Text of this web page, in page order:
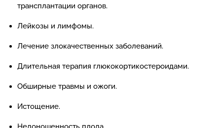
трансплантации органов.
Лейкозы и лимфомы.
Лечение злокачественных заболеваний.
Длительная терапия глюкокортикостероидами.
Обширные травмы и ожоги.
Истощение.